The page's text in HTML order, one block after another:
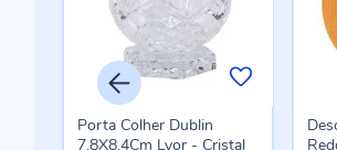
Porta Colher Dublin
7,8X8,4Cm Lyor - Cristal